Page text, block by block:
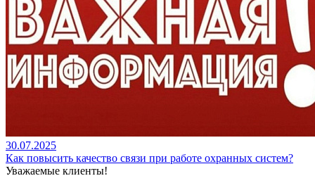
30.07.2025
Как повысить качество связи при работе охранных систем?
Уважаемые клиенты!